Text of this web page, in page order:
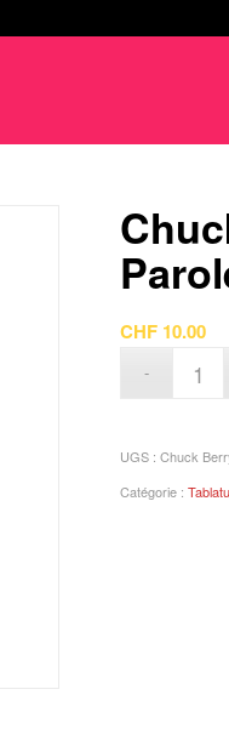
CHF 10.00
UGS :Chuck
Catégorie :